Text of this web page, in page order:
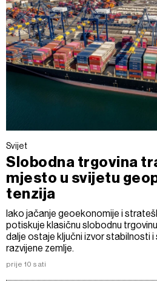
Svijet
Slobodna trgovina
mjesto u svijetu
tenzija
Iako jačanje geoekonomije i
potiskuje klasičnu slobodnu
dalje ostaje ključni izvor stabilnosti i
razvijene zemlje.
prije 10 sati